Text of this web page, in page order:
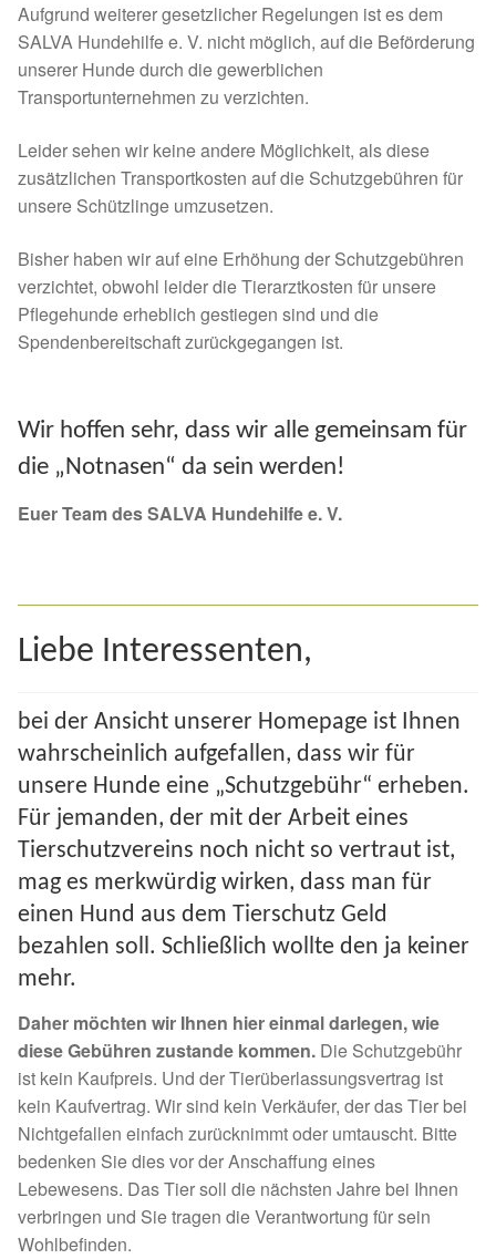
Januar bis Juni 2022
Spenden 2021
Juli bis Dezember 2021
Fördermitgliedschaft
Tierschutz
Auslandstierschutz
Unsere Notnasen
Notnasen in Deutschland
Sicherheitsgeschirr
Mittelmeerkrankheiten
Leishmaniose
Qualzucht bei Hunden
Sonderfarben bei Hunden
Zwingerhusten
Ablauf Adoption
Info Broschüre – SALVA Hundehilfe e.V.
Glückliche Fellnasen
Aufgrund weiterer gesetzlicher Regelungen ist es dem
SALVA Hundehilfe e. V. nicht möglich, auf die Beförderung
unserer Hunde durch die gewerblichen
Transportunternehmen zu verzichten.
Leider sehen wir keine andere Möglichkeit, als diese
zusätzlichen Transportkosten auf die Schutzgebühren für
unsere Schützlinge umzusetzen.
Bisher haben wir auf eine Erhöhung der Schutzgebühren
verzichtet, obwohl leider die Tierarztkosten für unsere
Pflegehunde erheblich gestiegen sind und die
Spendenbereitschaft zurückgegangen ist.
Wir hoffen sehr, dass wir alle gemeinsam für
die „Notnasen“ da sein werden!
Euer Team des SALVA Hundehilfe e. V.
Liebe Interessenten,
bei der Ansicht unserer Homepage ist Ihnen
wahrscheinlich aufgefallen, dass wir für
unsere Hunde eine „Schutzgebühr“ erheben.
Für jemanden, der mit der Arbeit eines
Tierschutzvereins noch nicht so vertraut ist,
mag es merkwürdig wirken, dass man für
einen Hund aus dem Tierschutz Geld
bezahlen soll. Schließlich wollte den ja keiner
mehr.
Daher möchten wir Ihnen hier einmal darlegen, wie
diese Gebühren zustande kommen. Die Schutzgebühr
ist kein Kaufpreis. Und der Tierüberlassungsvertrag ist
kein Kaufvertrag. Wir sind kein Verkäufer, der das Tier bei
Nichtgefallen einfach zurücknimmt oder umtauscht. Bitte
bedenken Sie dies vor der Anschaffung eines
Lebewesens. Das Tier soll die nächsten Jahre bei Ihnen
verbringen und Sie tragen die Verantwortung für sein
Wohlbefinden.